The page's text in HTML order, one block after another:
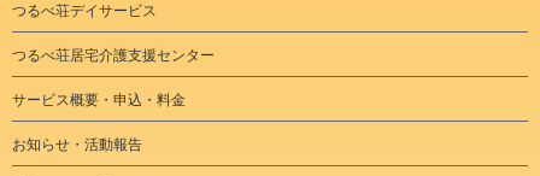
つるべ荘デイサービス
つるべ荘居宅介護支援センター
サービス概要・申込・料金
お知らせ・活動報告